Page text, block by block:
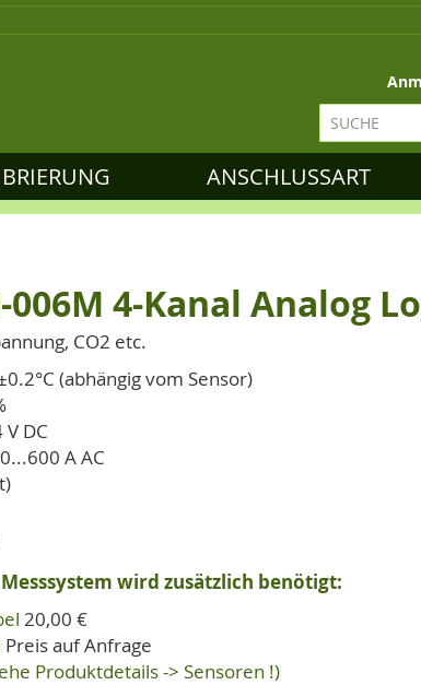
Zum
Inhalt
Suche
ANSCHLUSSART
006M 4-Kanal Analog
CO2 etc.
(abhängig vom Sensor)
DC
A AC
wird zusätzlich benötigt:
20,00 €
Preis auf Anfrage
Produktdetails -> Sensoren !)